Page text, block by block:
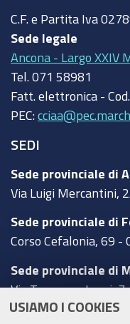
USIAMO I COOKIES
C.F. e Partita Iva
Sede legale
Ancona - Largo XXIV
Tel. 071 58981
Fatt. elettronica -
PEC:
SEDI
Sede provinciale di
Via Luigi Mercantini,
Sede provinciale di
Corso Cefalonia, 69 -
Sede provinciale di
Via Tommaso Lauri,